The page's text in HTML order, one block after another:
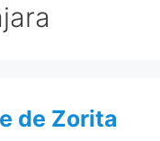
de Zorita